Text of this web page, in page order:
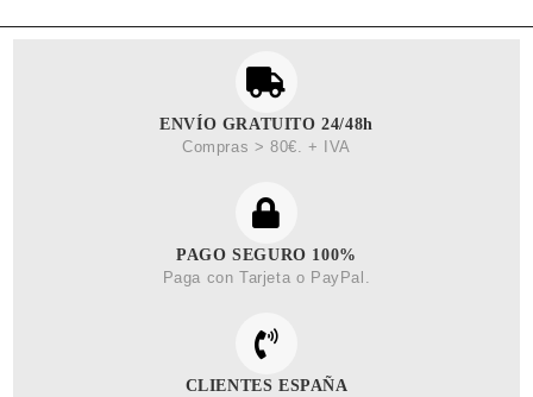
ENVÍO GRATUITO 24/48h
Compras > 80€. + IVA
PAGO SEGURO 100%
Paga con Tarjeta o PayPal.
CLIENTES ESPAÑA